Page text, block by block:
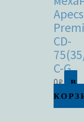
Apecs
CD-
C-G
0₽
В